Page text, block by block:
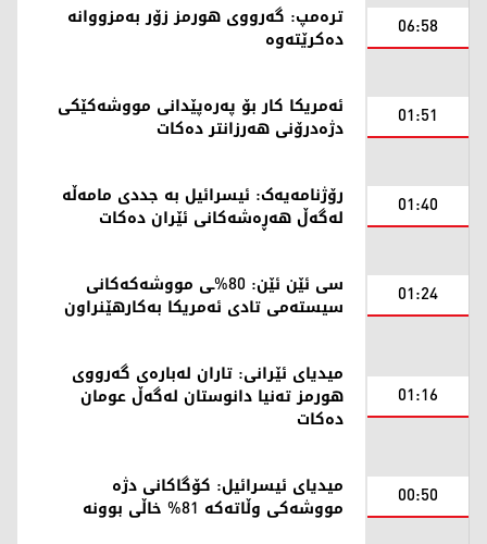
06:58 ترەمپ: گەرووی هورمز زۆر بەمزووانە
دەکرێتەوە
01:51 ئەمریکا کار بۆ پەرەپێدانی مووشەکێکی
دژەدرۆنی هەرزانتر دەکات
01:40 رۆژنامەیەک: ئیسرائیل بە جددی مامەڵە
لەگەڵ هەڕەشەکانی ئێران دەکات
01:24 سی ئێن ئێن: 80%ـی مووشەکەکانی
سیستەمی تادی ئەمریکا بەکارهێنراون
01:16
میدیای ئێرانی: تاران لەبارەی گەرووی
هورمز تەنیا دانوستان لەگەڵ عومان
دەکات
00:50 میدیای ئیسرائیل: کۆگاکانی دژە
مووشەکی وڵاتەکە 81% خاڵی بوونە